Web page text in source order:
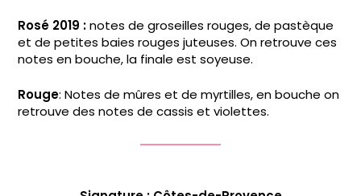
Rosé 2019 :notes de groseilles rouges, de pastèque
et de petites baies rouges juteuses. On retrouve ces
notes en bouche, la finale est soyeuse.
Rouge: Notes de mûres et de myrtilles, en bouche on
retrouve des notes de cassis et violettes.